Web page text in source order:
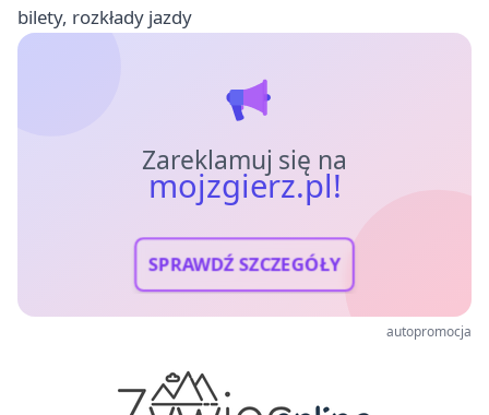
bilety, rozkłady jazdy
Zareklamuj się na
mojzgierz.pl!
SPRAWDŹ SZCZEGÓŁY
autopromocja